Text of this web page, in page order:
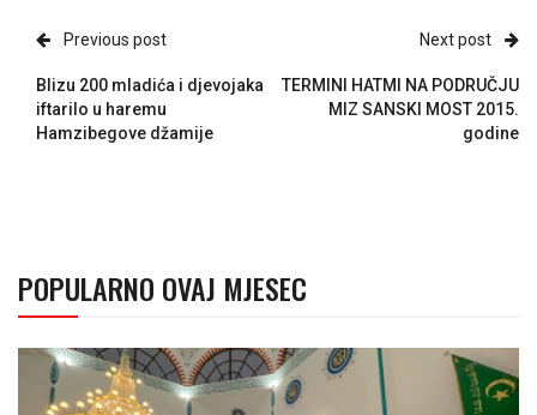
Previous post
Blizu 200 mladića i djevojaka
iftarilo u haremu
Hamzibegove džamije
Next post
TERMINI HATMI NA PODRUČJU
MIZ SANSKI MOST 2015.
godine
POPULARNO OVAJ MJESEC